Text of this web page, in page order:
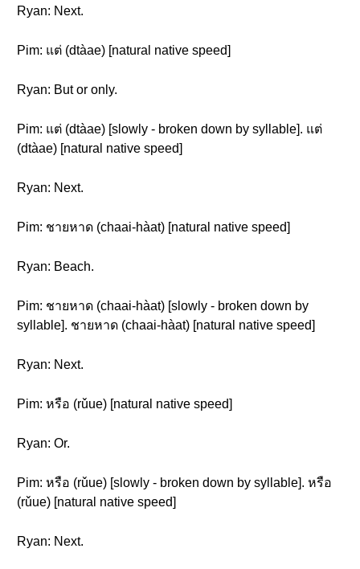
Ryan: Next.
Pim: แต่ (dtàae) [natural native speed]
Ryan: But or only.
Pim: แต่ (dtàae) [slowly - broken down by syllable]. แต่
(dtàae) [natural native speed]
Ryan: Next.
Pim: ชายหาด (chaai-hàat) [natural native speed]
Ryan: Beach.
Pim: ชายหาด (chaai-hàat) [slowly - broken down by
syllable]. ชายหาด (chaai-hàat) [natural native speed]
Ryan: Next.
Pim: หรือ (rǔue) [natural native speed]
Ryan: Or.
Pim: หรือ (rǔue) [slowly - broken down by syllable]. หรือ
(rǔue) [natural native speed]
Ryan: Next.